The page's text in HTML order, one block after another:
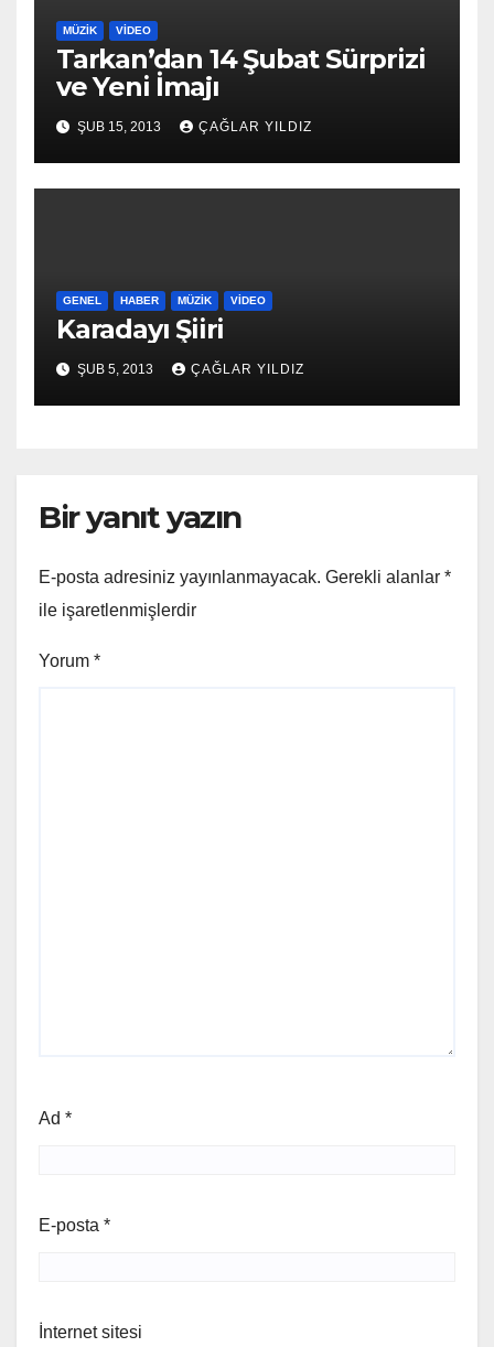
MÜZIK VIDEO
Tarkan’dan 14 Şubat Sürprizi
ve Yeni İmajı
ŞUB 15, 2013 ÇAĞLAR YILDIZ
GENEL HABER MÜZIK VIDEO
Karadayı Şiiri
ŞUB 5, 2013 ÇAĞLAR YILDIZ
Bir yanıt yazın
E-posta adresiniz yayınlanmayacak. Gerekli alanlar *
ile işaretlenmişlerdir
Yorum *
Ad *
E-posta *
İnternet sitesi